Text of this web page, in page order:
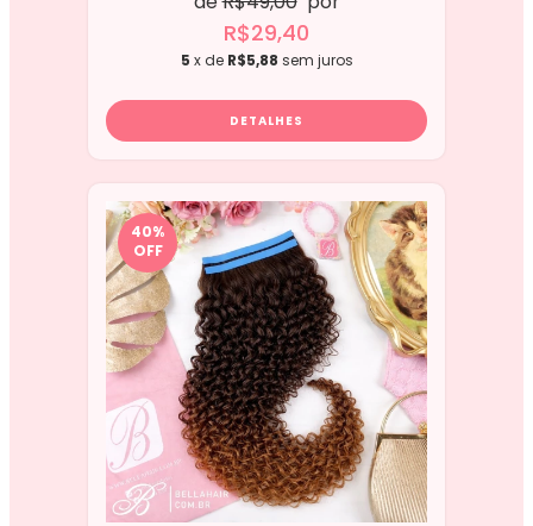
R$29,40
5 x de R$5,88 sem juros
DETALHES
40%
OFF